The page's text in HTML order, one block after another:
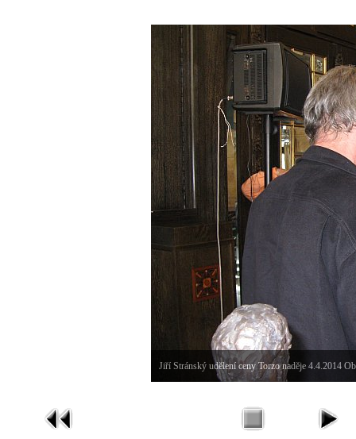
Jiří Stránský udělení ceny Torzo naděje 4.4.2014